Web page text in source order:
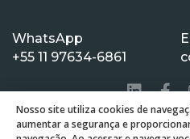
WhatsApp
+55 11 97634-6861
Nosso site utiliza cookies de
aumentar a segurança e